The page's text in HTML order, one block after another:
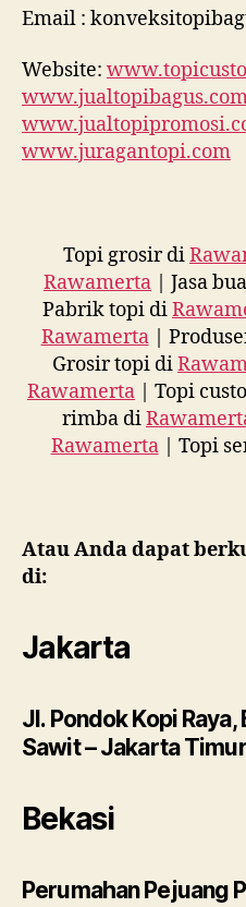
Email :
Website:
www.juragantopi.com
Topi grosir di
Rawamerta | Jasa
Pabrik topi di
Rawamerta|
Grosir topi di
Rawamerta | Topi
rimba di
Rawamerta| Topi
Atau Anda dapat
di:
Jakarta
Jl. Pondok Kopi Raya,
Sawit – Jakarta
Bekasi
Perumahan Pejuang